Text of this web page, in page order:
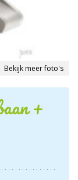
Bekijk meer foto's
+